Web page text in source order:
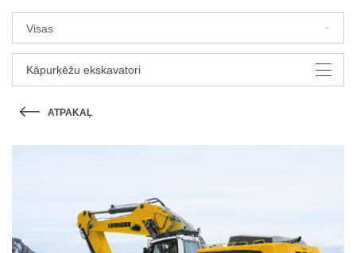
PAKALPOJUMI UN RISINĀJUMI
LIEBHERR SISTĒMAS
KARJERAS IESPĒJAS
Visas
Kāpurķēžu ekskavatori
ATPAKAĻ